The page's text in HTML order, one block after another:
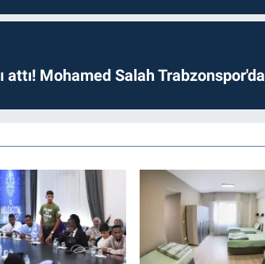
attı! Mohamed Salah Trabzonspor'da